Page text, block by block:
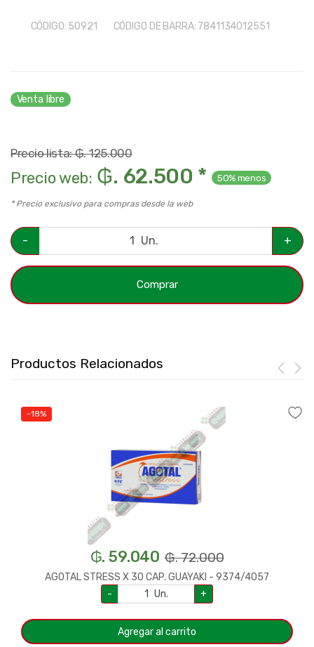
CÓDIGO: 50921 CÓDIGO DE BARRA: 7841134012551
Venta libre
Precio lista: ₲. 125.000
Precio web: ₲. 62.500 * 50% menos
* Precio exclusivo para compras desde la web
- Un. +
Comprar
Productos Relacionados
-18%
₲. 59.040 ₲. 72.000
AGOTAL STRESS X 30 CAP. GUAYAKI - 9374/4057
-
Un. +
Agregar al carrito